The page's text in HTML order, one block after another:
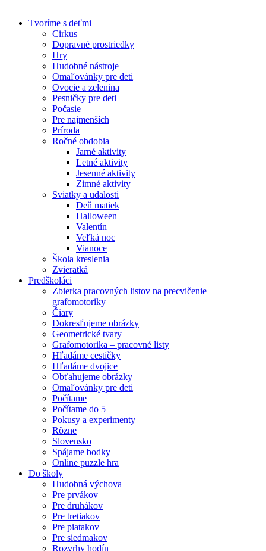
content
Tvoríme s deťmi
Cirkus
Dopravné prostriedky
Hry
Hudobné nástroje
Omaľovánky pre deti
Ovocie a zelenina
Pesničky pre deti
Počasie
Pre najmenších
Príroda
Ročné obdobia
Jarné aktivity
Letné aktivity
Jesenné aktivity
Zimné aktivity
Sviatky a udalosti
Deň matiek
Halloween
Valentín
Veľká noc
Vianoce
Škola kreslenia
Zvieratká
Predškoláci
Zbierka pracovných listov na precvičenie
grafomotoriky
Čiary
Dokresľujeme obrázky
Geometrické tvary
Grafomotorika – pracovné listy
Hľadáme cestičky
Hľadáme dvojice
Obťahujeme obrázky
Omaľovánky pre deti
Počítame
Počítame do 5
Pokusy a experimenty
Rôzne
Slovensko
Spájame bodky
Online puzzle hra
Do školy
Hudobná výchova
Pre prvákov
Pre druhákov
Pre tretiakov
Pre piatakov
Pre siedmakov
Rozvrhy hodín